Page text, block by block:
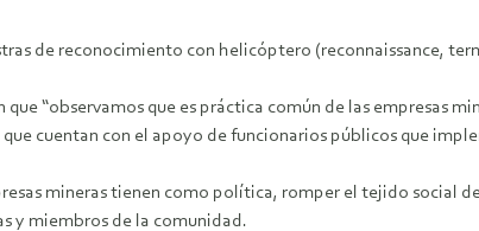
de reconocimiento con helicóptero (reconnaissance,
“observamos que es práctica común de las empresas
cuentan con el apoyo de funcionarios públicos que
mineras tienen como política, romper el tejido social
y miembros de la comunidad.